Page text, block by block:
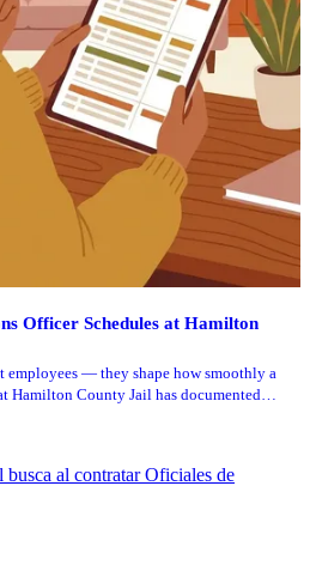
Officer Schedules at Hamilton
employees — they shape how smoothly a
Hamilton County Jail has documented
calls or visits.
al contratar Oficiales de